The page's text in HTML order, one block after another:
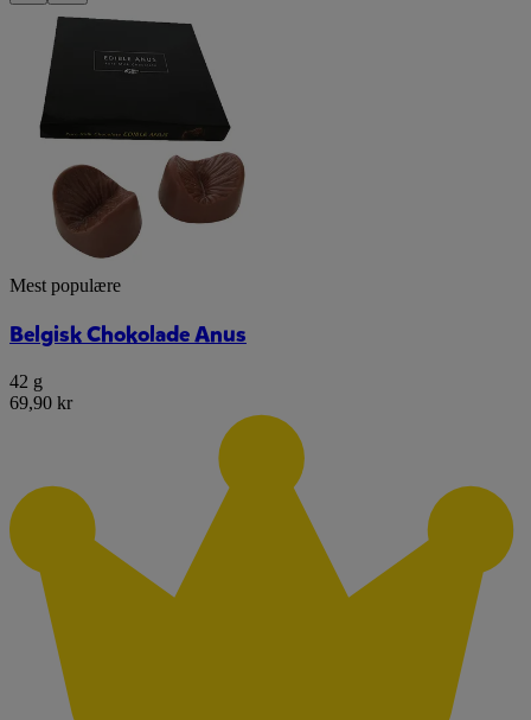
Mest populære
Belgisk Chokolade Anus
42 g
69,90 kr